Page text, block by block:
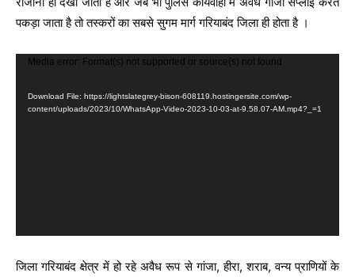
पकड़ा जाता है तो तस्करों का सबसे सुगम मार्ग गरियाबंद जिला ही होता है ।
r
Media error: Format(s) not supported or source(s) not found
Download File: https://lightslategrey-bison-608119.hostingersite.com/wp-
content/uploads/2023/10/WhatsApp-Video-2023-10-03-at-9.58.07-AM.mp4?_=1
जिला गरियाबंद क्षेत्र में हो रहे अवैध रूप से गांजा, हीरा, शराब, वन्य प्राणियों के